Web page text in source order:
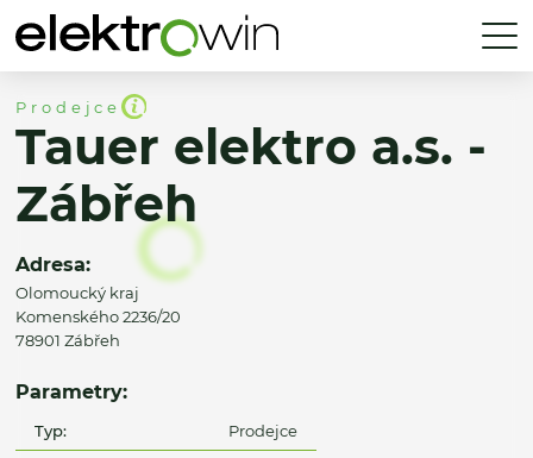
Prodejce
Tauer elektro a.s. -
Zábřeh
Adresa:
Olomoucký kraj
Komenského 2236/20
78901 Zábřeh
Parametry:
Typ: Prodejce